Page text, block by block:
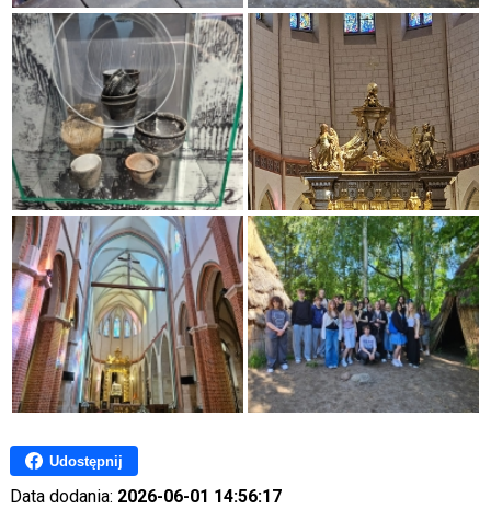
Udostępnij
Data dodania: 2026-06-01 14:56:17